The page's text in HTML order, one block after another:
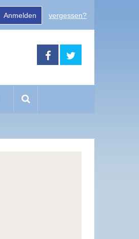
Anmelden vergessen?